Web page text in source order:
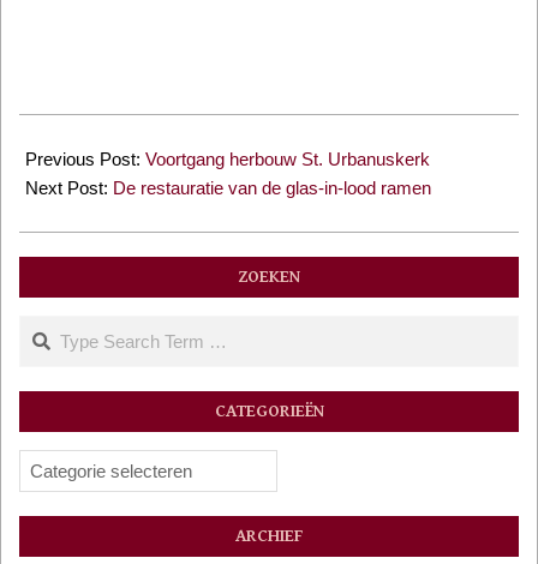
06-
13
Previous Post: Voortgang herbouw St. Urbanuskerk
Next Post: De restauratie van de glas-in-lood ramen
ZOEKEN
Search
CATEGORIEËN
Categorieën
ARCHIEF